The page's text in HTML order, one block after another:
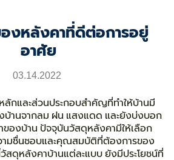
งหลังคาที่ดีต่อการอยู่
อาศัย
03.14.2022
ลักและส่วนประกอบสำคัญที่ทำให้บ้านมี
านจากลม ฝน แสงแดด และยังบ่งบอก
ของบ้าน ปัจจุบันวัสดุหลังคามีให้เลือก
ามชื่นชอบและคุณสมบัติที่ต้องการของ
สดุหลังคาบ้านแต่ละแบบ ยังมีประโยชน์ที่